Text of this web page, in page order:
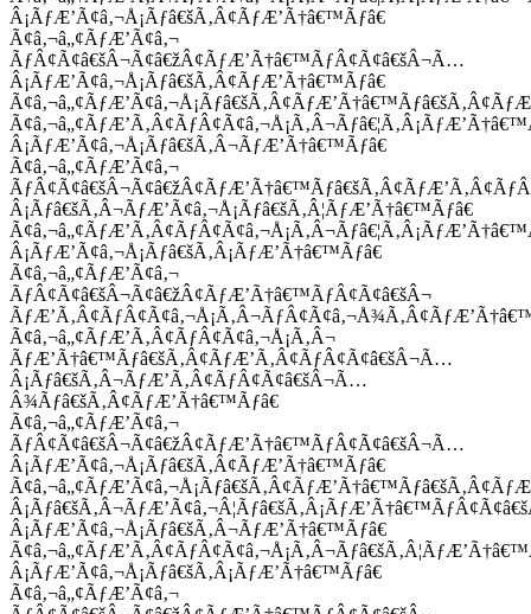
Â¡ÃƒÆ’Ã¢â‚¬Å¡Ãƒâ€šÃ‚Â¢ÃƒÆ’Ã†â€™Ãƒâ€
Ã¢â‚¬â„¢ÃƒÆ’Ã¢â‚¬
ÃƒÂ¢Ã¢â€šÂ¬Ã¢â€žÂ¢ÃƒÆ’Ã†â€™ÃƒÂ¢Ã¢â€šÂ¬Ã…
Â¡ÃƒÆ’Ã¢â‚¬Å¡Ãƒâ€šÃ‚Â¢ÃƒÆ’Ã†â€™Ãƒâ€
Â¡ÃƒÆ’Ã¢â‚¬Å¡Ãƒâ€šÃ‚Â¬ÃƒÆ’Ã†â€™Ãƒâ€
Ã¢â‚¬â„¢ÃƒÆ’Ã¢â‚¬
Â¡Ãƒâ€šÃ‚Â¬ÃƒÆ’Ã¢â‚¬Å¡Ãƒâ€šÃ‚Â¦ÃƒÆ’Ã†â€™Ãƒâ€
Â¡ÃƒÆ’Ã¢â‚¬Å¡Ãƒâ€šÃ‚Â¡ÃƒÆ’Ã†â€™Ãƒâ€
Ã¢â‚¬â„¢ÃƒÆ’Ã¢â‚¬
ÃƒÂ¢Ã¢â€šÂ¬Ã¢â€žÂ¢ÃƒÆ’Ã†â€™ÃƒÂ¢Ã¢â€šÂ¬
Ã¢â‚¬â„¢ÃƒÆ’Ã‚Â¢ÃƒÂ¢Ã¢â‚¬Å¡Ã‚Â¬
ÃƒÆ’Ã†â€™Ãƒâ€šÃ‚Â¢ÃƒÆ’Ã‚Â¢ÃƒÂ¢Ã¢â€šÂ¬Ã…
Â¡Ãƒâ€šÃ‚Â¬ÃƒÆ’Ã‚Â¢ÃƒÂ¢Ã¢â€šÂ¬Ã…
Â¾Ãƒâ€šÃ‚Â¢ÃƒÆ’Ã†â€™Ãƒâ€
Ã¢â‚¬â„¢ÃƒÆ’Ã¢â‚¬
ÃƒÂ¢Ã¢â€šÂ¬Ã¢â€žÂ¢ÃƒÆ’Ã†â€™ÃƒÂ¢Ã¢â€šÂ¬Ã…
Â¡ÃƒÆ’Ã¢â‚¬Å¡Ãƒâ€šÃ‚Â¢ÃƒÆ’Ã†â€™Ãƒâ€
Â¡ÃƒÆ’Ã¢â‚¬Å¡Ãƒâ€šÃ‚Â¬ÃƒÆ’Ã†â€™Ãƒâ€
Â¡ÃƒÆ’Ã¢â‚¬Å¡Ãƒâ€šÃ‚Â¡ÃƒÆ’Ã†â€™Ãƒâ€
Ã¢â‚¬â„¢ÃƒÆ’Ã¢â‚¬